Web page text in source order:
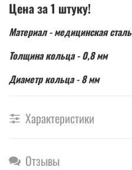
Цена за 1 штуку!
Материал - медицинская сталь
Толщина кольца - 0,8 мм
Диаметр кольца - 8 мм
Характеристики
Отзывы